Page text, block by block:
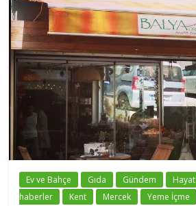
Ev ve Bahçe Gıda Gündem Hayat
haberler
Kent Mercek Yeme İçme